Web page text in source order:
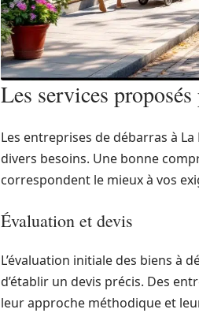
Les services
Les entreprises de débarras à
divers besoins. Une bonne
correspondent le mieux à vos
Évaluation et devis
L’évaluation initiale des biens à
d’établir un devis précis. Des
leur approche méthodique et